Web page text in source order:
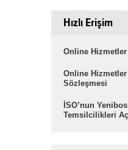
Hızlı Erişim
Online
Online
Sözleşmesi
İSO’nun
Temsilcilikleri